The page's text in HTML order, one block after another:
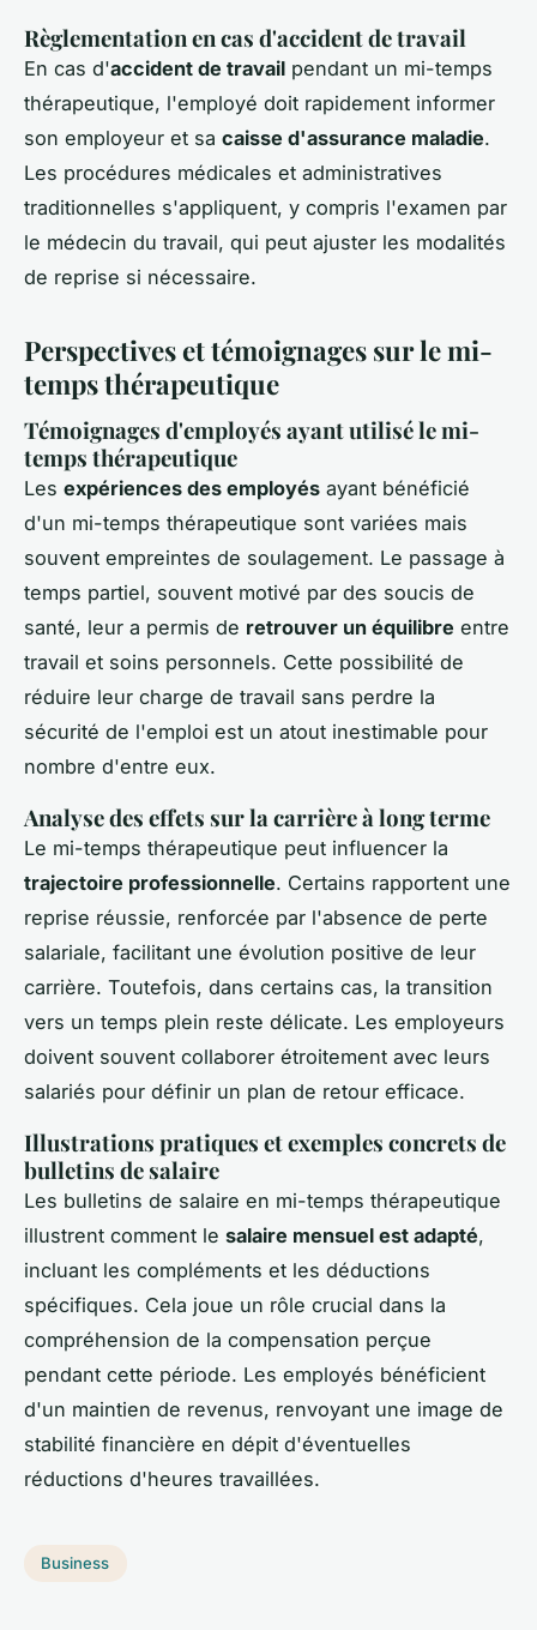
Règlementation en cas d'accident de travail
En cas d'accident de travail pendant un mi-temps
thérapeutique, l'employé doit rapidement informer
son employeur et sa caisse d'assurance maladie.
Les procédures médicales et administratives
traditionnelles s'appliquent, y compris l'examen par
le médecin du travail, qui peut ajuster les modalités
de reprise si nécessaire.
Perspectives et témoignages sur le mi-
temps thérapeutique
Témoignages d'employés ayant utilisé le mi-
temps thérapeutique
Les expériences des employés ayant bénéficié
d'un mi-temps thérapeutique sont variées mais
souvent empreintes de soulagement. Le passage à
temps partiel, souvent motivé par des soucis de
santé, leur a permis de retrouver un équilibre entre
travail et soins personnels. Cette possibilité de
réduire leur charge de travail sans perdre la
sécurité de l'emploi est un atout inestimable pour
nombre d'entre eux.
Analyse des effets sur la carrière à long terme
Le mi-temps thérapeutique peut influencer la
trajectoire professionnelle. Certains rapportent une
reprise réussie, renforcée par l'absence de perte
salariale, facilitant une évolution positive de leur
carrière. Toutefois, dans certains cas, la transition
vers un temps plein reste délicate. Les employeurs
doivent souvent collaborer étroitement avec leurs
salariés pour définir un plan de retour efficace.
Illustrations pratiques et exemples concrets de
bulletins de salaire
Les bulletins de salaire en mi-temps thérapeutique
illustrent comment le salaire mensuel est adapté,
incluant les compléments et les déductions
spécifiques. Cela joue un rôle crucial dans la
compréhension de la compensation perçue
pendant cette période. Les employés bénéficient
d'un maintien de revenus, renvoyant une image de
stabilité financière en dépit d'éventuelles
réductions d'heures travaillées.
Business